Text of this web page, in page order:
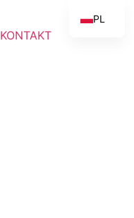
KONTAKT
PL